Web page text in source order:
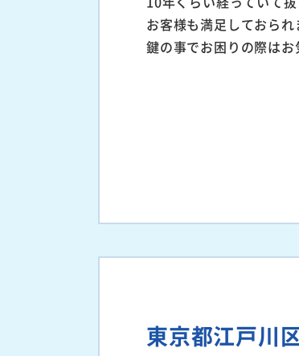
お客様も満足しておられ
鍵の事でお困りの際はお
東京都江戸川